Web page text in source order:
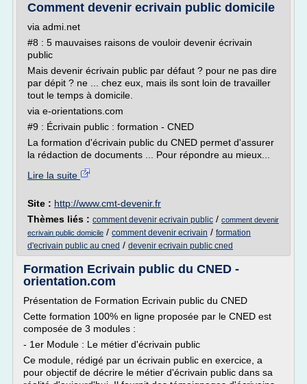
Comment devenir ecrivain public domicile
via admi.net
#8 : 5 mauvaises raisons de vouloir devenir écrivain
public
Mais devenir écrivain public par défaut ? pour ne pas dire
par dépit ? ne ... chez eux, mais ils sont loin de travailler
tout le temps à domicile.
via e-orientations.com
#9 : Écrivain public : formation - CNED
La formation d'écrivain public du CNED permet d'assurer
la rédaction de documents ... Pour répondre au mieux...
Lire la suite
Site : http://www.cmt-devenir.fr
Thèmes liés : comment devenir ecrivain public / comment devenir
ecrivain public domicile / comment devenir ecrivain / formation
d'ecrivain public au cned / devenir ecrivain public cned
Formation Ecrivain public du CNED -
orientation.com
Présentation de Formation Ecrivain public du CNED
Cette formation 100% en ligne proposée par le CNED est
composée de 3 modules :
- 1er Module : Le métier d'écrivain public
Ce module, rédigé par un écrivain public en exercice, a
pour objectif de décrire le métier d'écrivain public dans sa